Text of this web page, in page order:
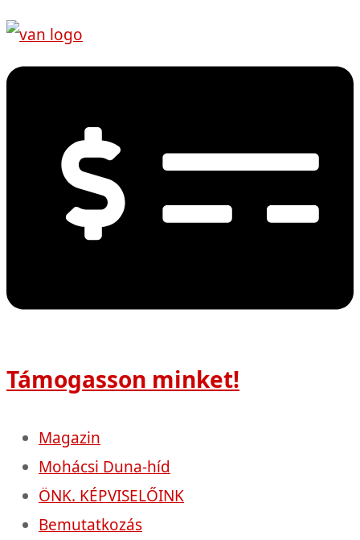
Támogasson minket!
Magazin
Mohácsi Duna-híd
ÖNK. KÉPVISELŐINK
Bemutatkozás